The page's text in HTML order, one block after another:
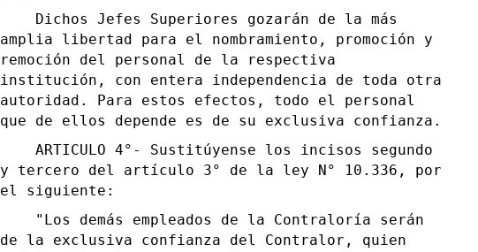
Dichos Jefes Superiores gozarán de la más
amplia libertad para el nombramiento, promoción y
remoción del personal de la respectiva
institución, con entera independencia de toda otra
autoridad. Para estos efectos, todo el personal
que de ellos depende es de su exclusiva confianza.
ARTICULO 4°- Sustitúyense los incisos segundo
y tercero del artículo 3° de la ley N° 10.336, por
el siguiente:
"Los demás empleados de la Contraloría serán
de la exclusiva confianza del Contralor, quien